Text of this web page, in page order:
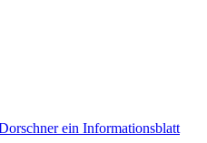
ein Informationsblatt